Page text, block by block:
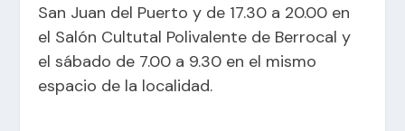
San Juan del Puerto y de 17.30 a 20.00 en
el Salón Cultutal Polivalente de Berrocal y
el sábado de 7.00 a 9.30 en el mismo
espacio de la localidad.